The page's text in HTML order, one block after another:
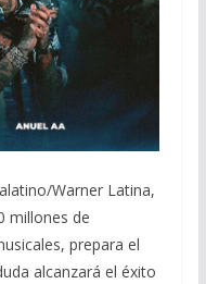
Warner Latina,
millones de
prepara el
alcanzará el éxito